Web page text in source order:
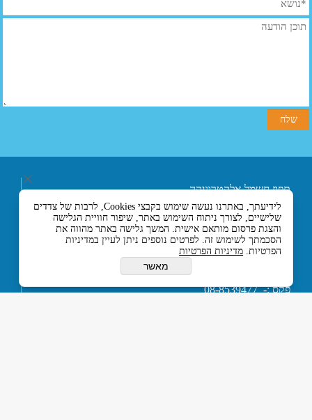
תפוז חשמל אלקטרוניקה
ובקרה בע"מ
רחוב אליעזר בן הורקנוס 5
אזור התעשייה הצפוני,
כניסה מרחוב המסגר, לוד
7129330 ישראל
פקס :- 08-8539477
לידיעתך, באתרנו נעשה שימוש בקבצי Cookies, לרבות של צדדים
שלישיים, לצורך ניתוח השימוש באתר, שיפור חוויית הגלישה
והצגת פרסום מותאם אישית. המשך גלישה באתר מהווה את
הסכמתך לשימוש זה. לפרטים נוספים ניתן לעיין במדיניות
הפרטיות. מדיניות הפרטיות
מאשר